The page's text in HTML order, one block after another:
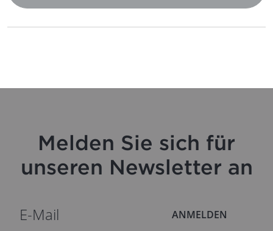
Melden Sie sich für
unseren Newsletter an
ANMELDEN